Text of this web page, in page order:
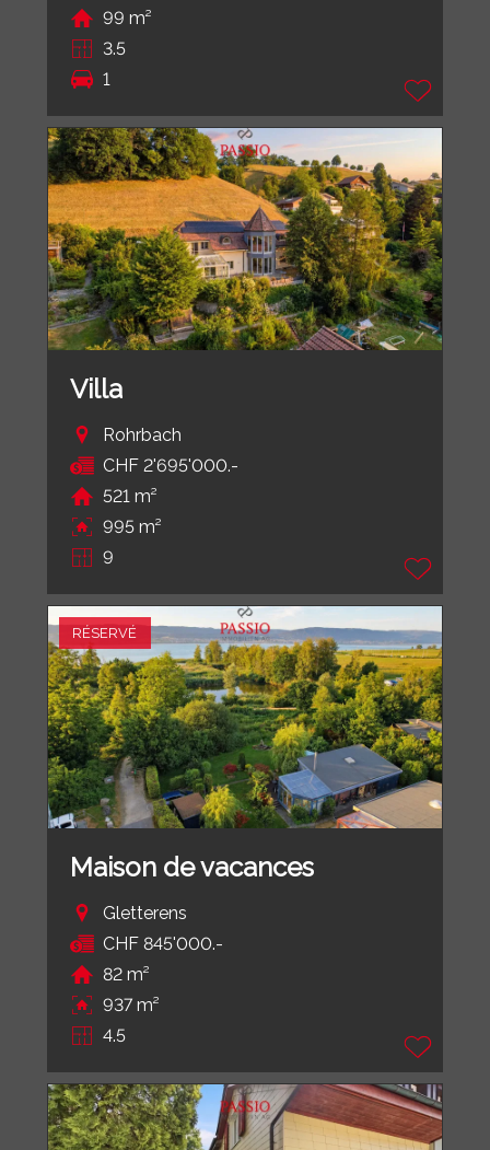
99 m²
3.5
1
Villa
Rohrbach
CHF 2'695'000.-
521 m²
995 m²
9
RÉSERVÉ
Maison de vacances
Gletterens
CHF 845'000.-
82 m²
937 m²
4.5